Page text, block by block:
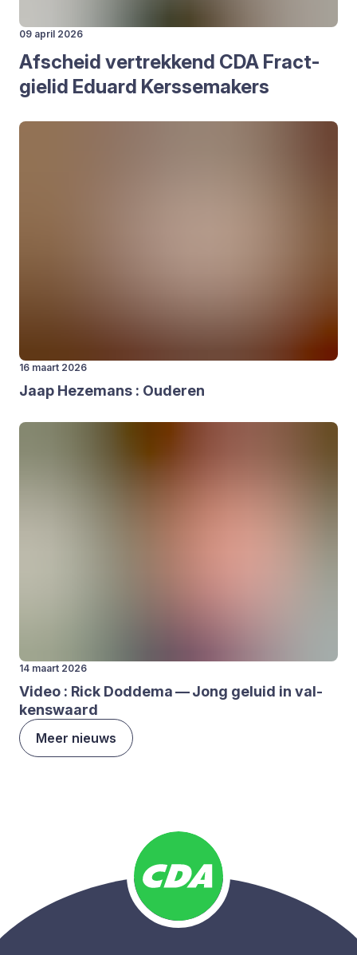
09 april 2026
Afscheid ver­trek­kend CDA Fract­
gie­lid Edu­ard Kers­se­ma­kers
16 maart 2026
Jaap Heze­mans : Oude­ren
14 maart 2026
Video : Rick Dod­de­ma — Jong geluid in val­
kens­waard
Meer nieuws